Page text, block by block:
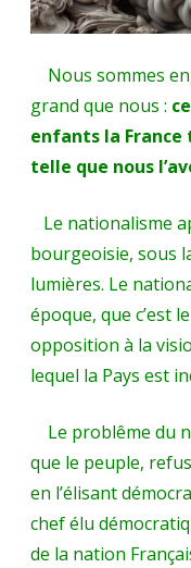
Nous sommes
grand que nous :
enfants la France
telle que nous
Le nationalisme
bourgeoisie, sous
lumières. Le
époque, que c’est
opposition à la
lequel la Pays est
Le problême du
que le peuple,
en l’élisant
chef élu
de la nation